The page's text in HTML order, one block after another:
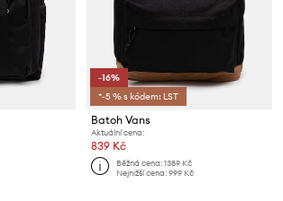
-16%
*-5 % s kódem: LST
Batoh Vans
Aktuální cena:
839 Kč
Běžná cena:1389 Kč
Nejnižší cena:999 Kč